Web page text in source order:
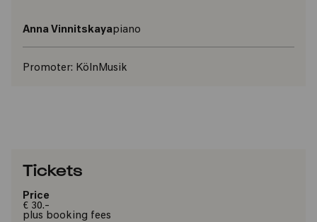
Anna Vinnitskayapiano
Promoter: KölnMusik
Tickets
Price
€ 30.-
plus booking fees